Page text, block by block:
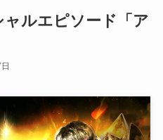
ャルエピソード「ア